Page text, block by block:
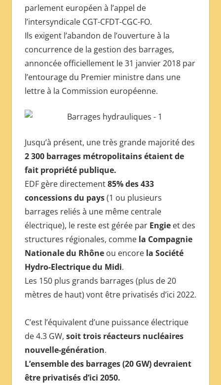
parlement européen à l’appel de
l’intersyndicale CGT-CFDT-CGC-FO.
Ils exigent l’abandon de l’ouverture à la
concurrence de la gestion des barrages,
annoncée officiellement le 31 janvier 2018 par
l’entourage du Premier ministre dans une
lettre à la Commission européenne.
Jusqu’à présent, une très grande majorité des
2 300 barrages métropolitains étaient de
fait propriété publique.
EDF gère directement85% des 433
concessions du pays(1 ou plusieurs
barrages reliés à une même centrale
électrique), le reste est gérée par Engieet des
structures régionales, comme la Compagnie
Nationale du Rhôneou encore la Société
Hydro-Electrique du Midi.
Les 150 plus grands barrages (plus de 20
mètres de haut) vont être privatisés d’ici 2022.
C’est l’équivalent d’une puissance électrique
de 4.3 GW, soit trois réacteurs nucléaires
nouvelle-génération.
L’ensemble des barrages (20 GW) devraient
être privatisés d’ici 2050.